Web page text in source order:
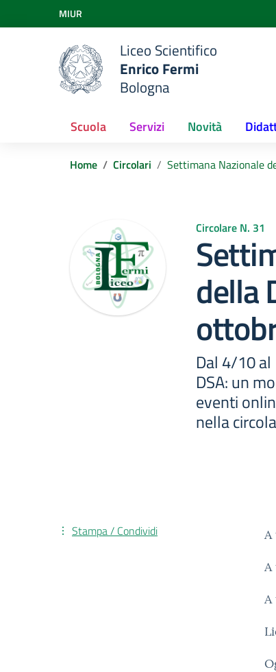
Vai ai contenuti
Vai al menu di navigazione
Vai al footer
MIUR
Liceo Scientifico
Enrico Fermi
Bologna
Scuola Servizi Novità
Home Circolari Settimana Nazionale
Circolare N. 31
della
Dal 4/10
DSA: un
eventi
nella
Stampa / Condividi